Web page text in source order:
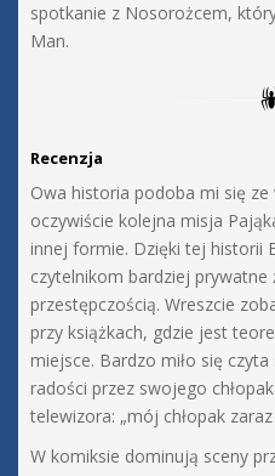
spotkanie z Nosorożcem,
Man.
Recenzja
Owa historia podoba mi się
oczywiście kolejna misja
innej formie. Dzięki tej historii
czytelnikom bardziej
przestępczością. Wreszcie
przy książkach, gdzie jest
miejsce. Bardzo miło się
radości przez swojego
telewizora: „mój chłopak zaraz
W komiksie dominują sceny